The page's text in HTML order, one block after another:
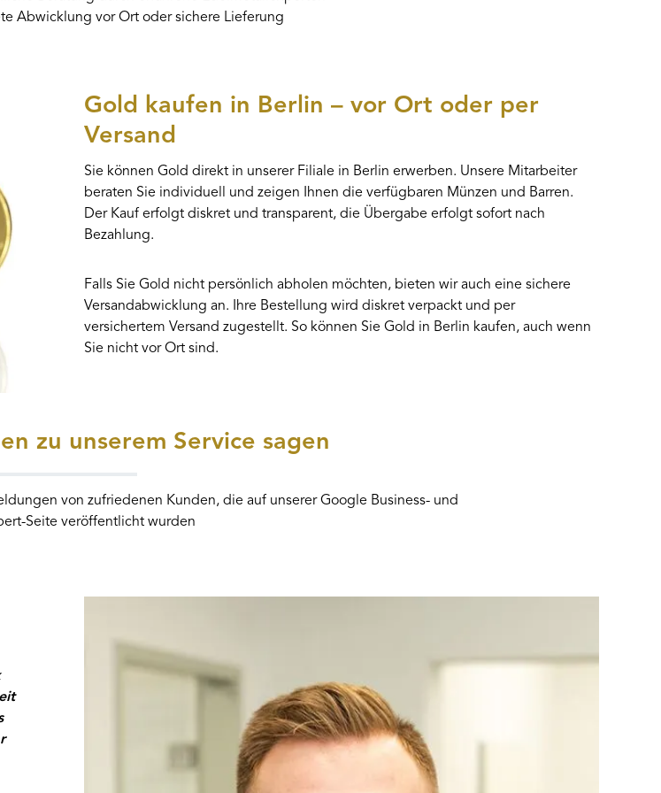
Abwicklung vor Ort oder sichere Lieferung
Gold kaufen in Berlin – vor Ort oder per
Versand
Sie können Gold direkt in unserer Filiale in Berlin erwerben. Unsere Mitarbeiter
beraten Sie individuell und zeigen Ihnen die verfügbaren Münzen und Barren.
Der Kauf erfolgt diskret und transparent, die Übergabe erfolgt sofort nach
Bezahlung.
Falls Sie Gold nicht persönlich abholen möchten, bieten wir auch eine sichere
Versandabwicklung an. Ihre Bestellung wird diskret verpackt und per
versichertem Versand zugestellt. So können Sie Gold in Berlin kaufen, auch wenn
Sie nicht vor Ort sind.
zu unserem Service sagen
von zufriedenen Kunden, die auf unserer Google Business- und
Seite veröffentlicht wurden